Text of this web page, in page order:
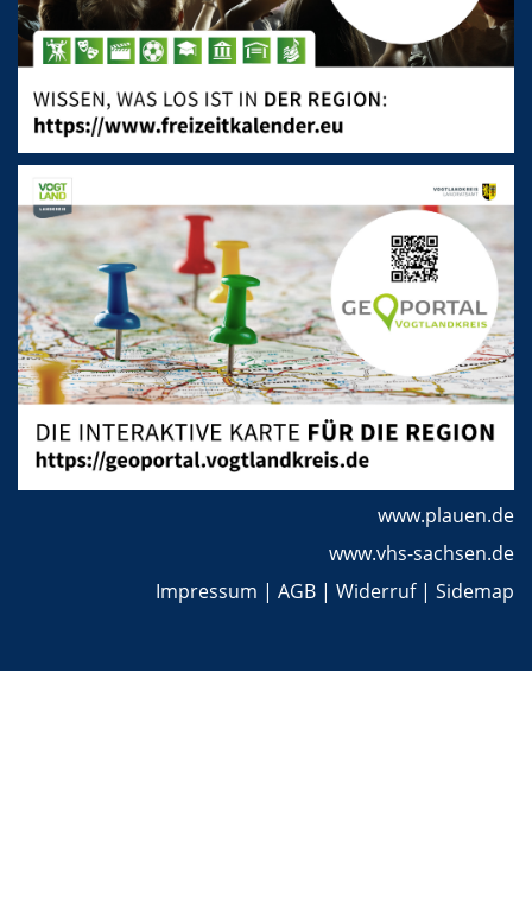
www.plauen.de
www.vhs-sachsen.de
Impressum | AGB | Widerruf| Sidemap